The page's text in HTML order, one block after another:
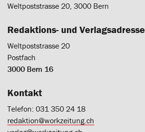
Weltpoststrasse 20, 3000 Bern
Redaktions- und Verlagsadresse
Weltpoststrasse 20
Postfach
3000 Bern 16
Kontakt
Telefon: 031 350 24 18
redaktion@workzeitung.ch